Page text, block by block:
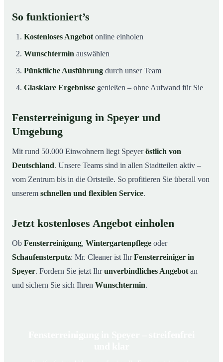
So funktioniert’s
Kostenloses Angebot online einholen
Wunschtermin auswählen
Pünktliche Ausführung durch unser Team
Glasklare Ergebnisse genießen – ohne Aufwand für Sie
Fensterreinigung in Speyer und
Umgebung
Mit rund 50.000 Einwohnern liegt Speyeröstlich von
Deutschland. Unsere Teams sind in allen Stadtteilen aktiv –
vom Zentrum bis in die Ortsteile. So profitieren Sie überall von
unserem schnellen und flexiblen Service.
Jetzt kostenloses Angebot einholen
Ob Fensterreinigung, Wintergartenpflege oder
Schaufensterputz: Mr. Cleaner ist IhrFensterreiniger in
Speyer. Fordern Sie jetzt Ihrunverbindliches Angebot an
und sichern Sie sich Ihren Wunschtermin.